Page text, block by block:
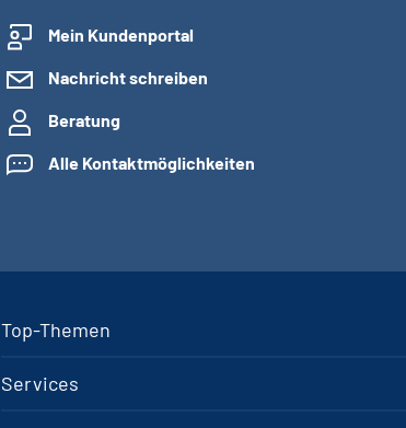
Mein Kundenportal
Nachricht schreiben
Beratung
Alle Kontaktmöglichkeiten
Top-Themen
Services